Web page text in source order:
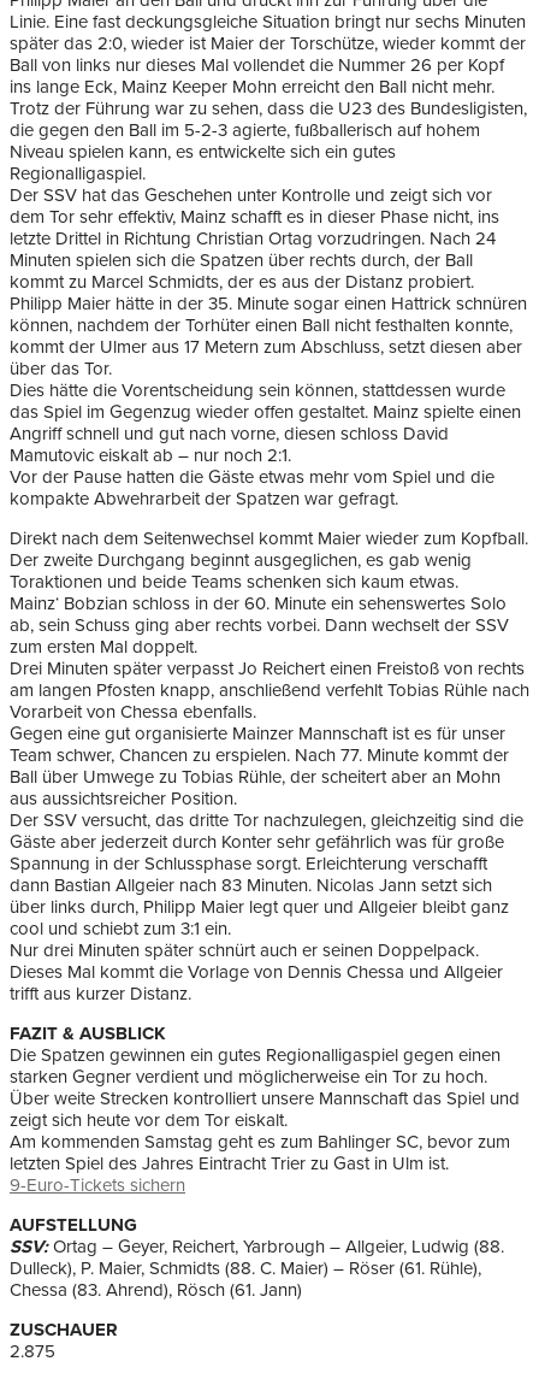
Linie. Eine fast deckungsgleiche Situation bringt nur sechs Minuten
später das 2:0, wieder ist Maier der Torschütze, wieder kommt der
Ball von links nur dieses Mal vollendet die Nummer 26 per Kopf
ins lange Eck, Mainz Keeper Mohn erreicht den Ball nicht mehr.
Trotz der Führung war zu sehen, dass die U23 des Bundesligisten,
die gegen den Ball im 5-2-3 agierte, fußballerisch auf hohem
Niveau spielen kann, es entwickelte sich ein gutes
Regionalligaspiel.
Der SSV hat das Geschehen unter Kontrolle und zeigt sich vor
dem Tor sehr effektiv, Mainz schafft es in dieser Phase nicht, ins
letzte Drittel in Richtung Christian Ortag vorzudringen. Nach 24
Minuten spielen sich die Spatzen über rechts durch, der Ball
kommt zu Marcel Schmidts, der es aus der Distanz probiert.
Philipp Maier hätte in der 35. Minute sogar einen Hattrick schnüren
können, nachdem der Torhüter einen Ball nicht festhalten konnte,
kommt der Ulmer aus 17 Metern zum Abschluss, setzt diesen aber
über das Tor.
Dies hätte die Vorentscheidung sein können, stattdessen wurde
das Spiel im Gegenzug wieder offen gestaltet. Mainz spielte einen
Angriff schnell und gut nach vorne, diesen schloss David
Mamutovic eiskalt ab – nur noch 2:1.
Vor der Pause hatten die Gäste etwas mehr vom Spiel und die
kompakte Abwehrarbeit der Spatzen war gefragt.
Direkt nach dem Seitenwechsel kommt Maier wieder zum Kopfball.
Der zweite Durchgang beginnt ausgeglichen, es gab wenig
Toraktionen und beide Teams schenken sich kaum etwas.
Mainz‘ Bobzian schloss in der 60. Minute ein sehenswertes Solo
ab, sein Schuss ging aber rechts vorbei. Dann wechselt der SSV
zum ersten Mal doppelt.
Drei Minuten später verpasst Jo Reichert einen Freistoß von rechts
am langen Pfosten knapp, anschließend verfehlt Tobias Rühle nach
Vorarbeit von Chessa ebenfalls.
Gegen eine gut organisierte Mainzer Mannschaft ist es für unser
Team schwer, Chancen zu erspielen. Nach 77. Minute kommt der
Ball über Umwege zu Tobias Rühle, der scheitert aber an Mohn
aus aussichtsreicher Position.
Der SSV versucht, das dritte Tor nachzulegen, gleichzeitig sind die
Gäste aber jederzeit durch Konter sehr gefährlich was für große
Spannung in der Schlussphase sorgt. Erleichterung verschafft
dann Bastian Allgeier nach 83 Minuten. Nicolas Jann setzt sich
über links durch, Philipp Maier legt quer und Allgeier bleibt ganz
cool und schiebt zum 3:1 ein.
Nur drei Minuten später schnürt auch er seinen Doppelpack.
Dieses Mal kommt die Vorlage von Dennis Chessa und Allgeier
trifft aus kurzer Distanz.
FAZIT & AUSBLICK
Die Spatzen gewinnen ein gutes Regionalligaspiel gegen einen
starken Gegner verdient und möglicherweise ein Tor zu hoch.
Über weite Strecken kontrolliert unsere Mannschaft das Spiel und
zeigt sich heute vor dem Tor eiskalt.
Am kommenden Samstag geht es zum Bahlinger SC, bevor zum
letzten Spiel des Jahres Eintracht Trier zu Gast in Ulm ist.
9-Euro-Tickets sichern
AUFSTELLUNG
SSV:Ortag – Geyer, Reichert, Yarbrough – Allgeier, Ludwig (88.
Dulleck), P. Maier, Schmidts (88. C. Maier) – Röser (61. Rühle),
Chessa (83. Ahrend), Rösch (61. Jann)
ZUSCHAUER
2.875